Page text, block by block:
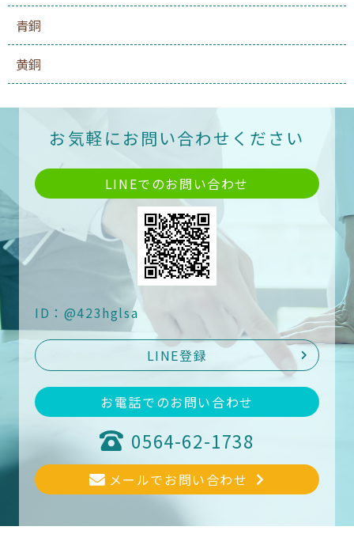
青銅
黄銅
お気軽にお問い合わせください
LINEでのお問い合わせ
ID：@423hglsa
LINE登録
お電話でのお問い合わせ
0564-62-1738
メールでお問い合わせ